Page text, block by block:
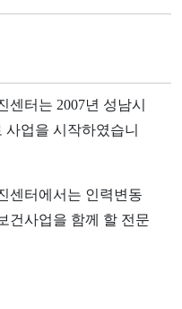
센터는 2007년 성남시
업을 시작하였습니
센터에서는 인력변동
건사업을 함께 할 전문